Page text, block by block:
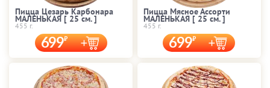
Пицца Цезарь Карбонара
МАЛЕНЬКАЯ [ 25 cм. ]
455 г.
699
Пицца Мясное Ассорти
МАЛЕНЬКАЯ [ 25 cм. ]
455 г.
699